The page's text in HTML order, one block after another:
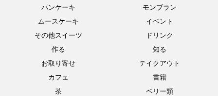
パンケーキ
モンブラン
ムースケーキ
イベント
その他スイーツ
ドリンク
作る
知る
お取り寄せ
テイクアウト
カフェ
書籍
茶
ベリー類